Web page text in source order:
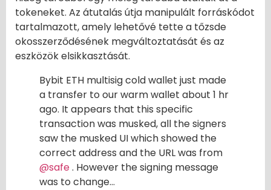
tokeneket. Az átutalás útja manipulált forráskódot
tartalmazott, amely lehetővé tette a tőzsde
okosszerződésének megváltoztatását és az
eszközök elsikkasztását.
Bybit ETH multisig cold wallet just made
a transfer to our warm wallet about 1 hr
ago. It appears that this specific
transaction was musked, all the signers
saw the musked UI which showed the
correct address and the URL was from
@safe. However the signing message
was to change…